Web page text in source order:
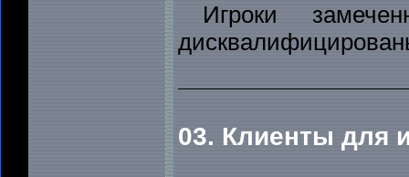
Игроки
03. Клиенты для